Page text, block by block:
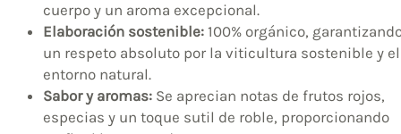
cuerpo y un aroma excepcional.
Elaboración sostenible: 100% orgánico,
un respeto absoluto por la viticultura sostenible y el
entorno natural.
Sabor y aromas: Se aprecian notas de frutos rojos,
especias y un toque sutil de roble, proporcionando